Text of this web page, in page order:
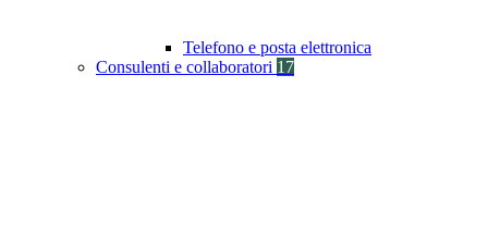
Telefono e posta elettronica
Consulenti e collaboratori 17